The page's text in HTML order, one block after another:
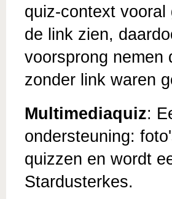
quiz-context
de link zien,
voorsprong nemen
zonder link waren
Multimediaquiz:
ondersteuning:
quizzen en wordt
Stardusterkes.